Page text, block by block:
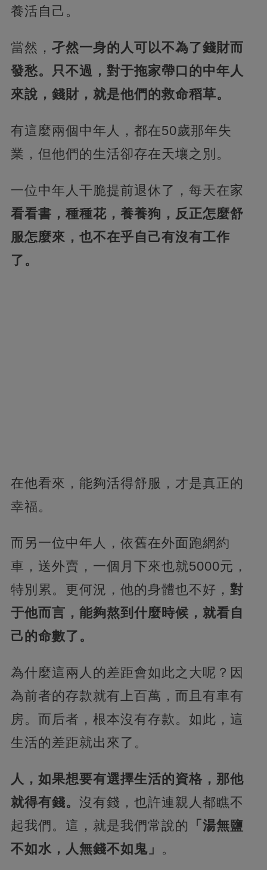
養活自己。
當然， 孑然一身的人可以不為了錢財而
發愁。只不過，對于拖家帶口的中年人
來說，錢財，就是他們的救命稻草。
有這麼兩個中年人，都在50歲那年失
業，但他們的生活卻存在天壤之別。
一位中年人干脆提前退休了，每天在家
看看書，種種花，養養狗，反正怎麼舒
服怎麼來，也不在乎自己有沒有工作
了。
在他看來，能夠活得舒服，才是真正的
幸福。
而另一位中年人，依舊在外面跑網約
車，送外賣，一個月下來也就5000元，
特別累。更何況，他的身體也不好， 對
于他而言，能夠熬到什麼時候，就看自
己的命數了。
為什麼這兩人的差距會如此之大呢？因
為前者的存款就有上百萬，而且有車有
房。而后者，根本沒有存款。如此，這
生活的差距就出來了。
人，如果想要有選擇生活的資格，那他
就得有錢。 沒有錢，也許連親人都瞧不
起我們。這，就是我們常說的
「湯無鹽
不如水，人無錢不如鬼」 。